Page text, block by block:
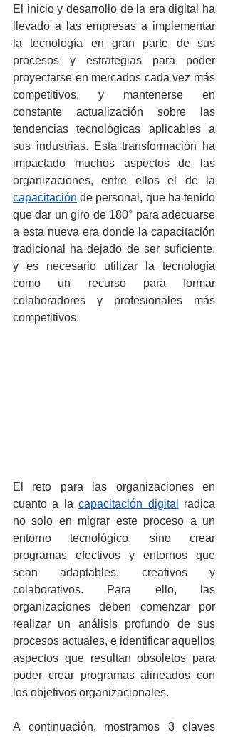
El inicio y desarrollo de la era digital ha
llevado a las empresas a implementar
la tecnología en gran parte de sus
procesos y estrategias para poder
proyectarse en mercados cada vez más
competitivos, y mantenerse en
constante actualización sobre las
tendencias tecnológicas aplicables a
sus industrias. Esta transformación ha
impactado muchos aspectos de las
capacitación de personal, que ha tenido
que dar un giro de 180° para adecuarse
a esta nueva era donde la capacitación
tradicional ha dejado de ser suficiente,
y es necesario utilizar la tecnología
como un recurso para formar
colaboradores y profesionales más
competitivos.
El reto para las organizaciones en
cuanto a la capacitación digital
radica
no solo en migrar este proceso a un
entorno tecnológico, sino crear
programas efectivos y entornos que
sean adaptables, creativos y
colaborativos. Para ello, las
organizaciones deben comenzar por
realizar un análisis profundo de sus
procesos actuales, e identificar aquellos
aspectos que resultan obsoletos para
poder crear programas alineados con
los objetivos organizacionales.
A continuación, mostramos 3 claves